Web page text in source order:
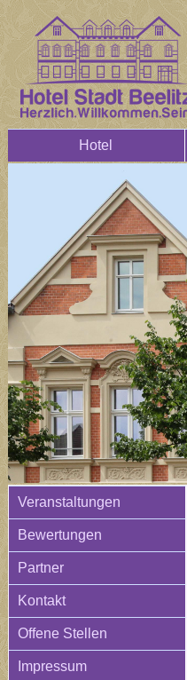
Hotel
Veranstaltungen
Bewertungen
Partner
Kontakt
Offene Stellen
Impressum